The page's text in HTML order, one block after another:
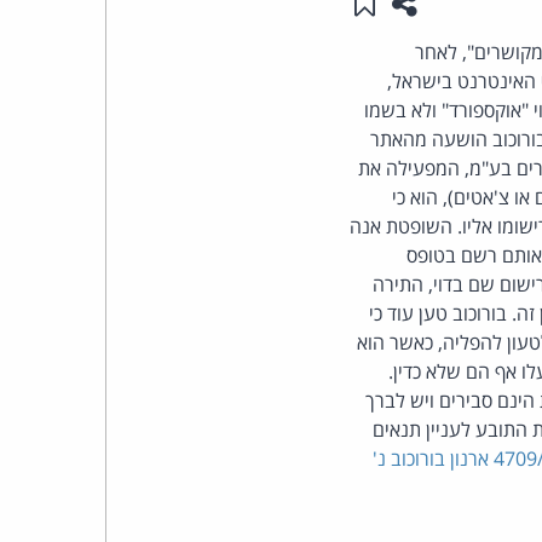
לאחר
האינטרנט בישראל,
"אוקספורד" ולא בשמו
הושעה מהאתר
בע"מ, המפעילה את
או צ'אטים), הוא כי
אליו. השופטת אנה
רשם בטופס
שם בדוי, התירה
בורוכוב טען עוד כי
להפליה, כאשר הוא
אף הם שלא כדין.
סבירים ויש לברך
לעניין תנאים
ת"ק 4709/09 ארנון בורוכוב נ'